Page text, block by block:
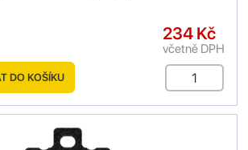
234 Kč
včetně DPH
DO KOŠÍKU